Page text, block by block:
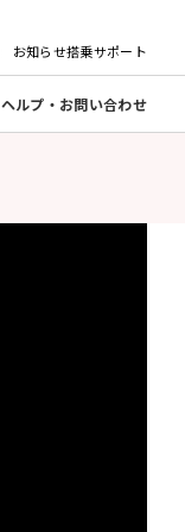
お知らせ搭乗サポート
ヘルプ・お問い合わせ